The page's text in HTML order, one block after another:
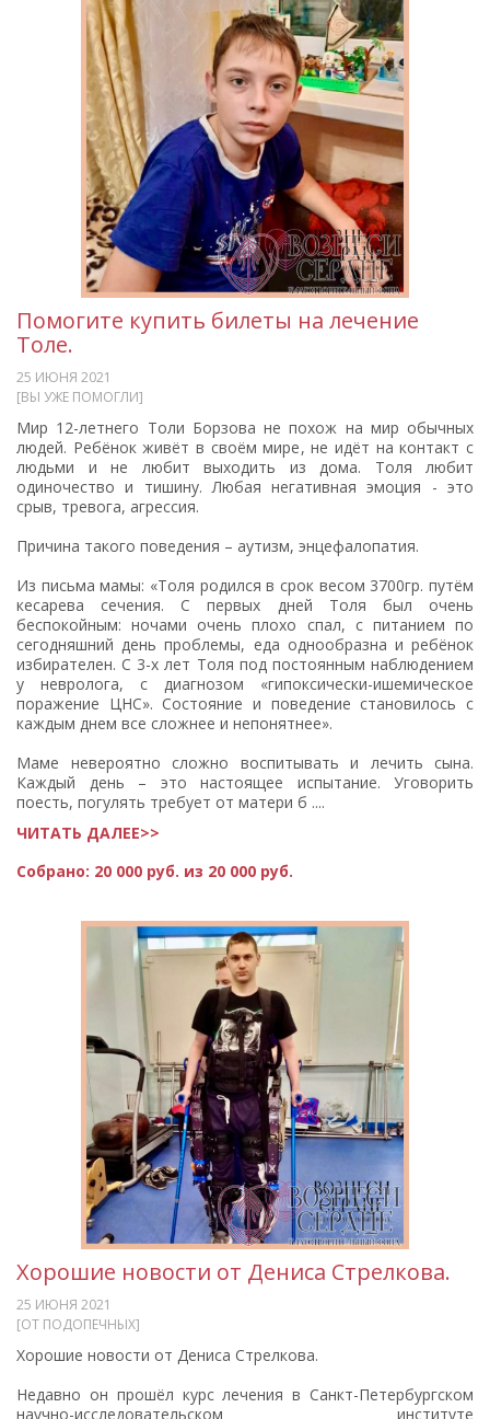
Помогите купить билеты на лечение
Толе.
25 ИЮНЯ 2021
[ВЫ УЖЕ ПОМОГЛИ]
Мир 12-летнего Толи Борзова не похож на мир обычных
людей. Ребёнок живёт в своём мире, не идёт на контакт с
людьми и не любит выходить из дома. Толя любит
одиночество и тишину. Любая негативная эмоция - это
срыв, тревога, агрессия.
Причина такого поведения – аутизм, энцефалопатия.
Из письма мамы: «Толя родился в срок весом 3700гр. путём
кесарева сечения. С первых дней Толя был очень
беспокойным: ночами очень плохо спал, с питанием по
сегодняшний день проблемы, еда однообразна и ребёнок
избирателен. С 3-х лет Толя под постоянным наблюдением
у невролога, с диагнозом «гипоксически-ишемическое
поражение ЦНС». Состояние и поведение становилось с
каждым днем все сложнее и непонятнее».
Маме невероятно сложно воспитывать и лечить сына.
Каждый день – это настоящее испытание. Уговорить
поесть, погулять требует от матери б ....
ЧИТАТЬ ДАЛЕЕ>>
Собрано: 20 000 руб. из 20 000 руб.
Хорошие новости от Дениса Стрелкова.
25 ИЮНЯ 2021
[ОТ ПОДОПЕЧНЫХ]
Хорошие новости от Дениса Стрелкова.
Недавно он прошёл курс лечения в Санкт-Петербургском
научно-исследовательском институте